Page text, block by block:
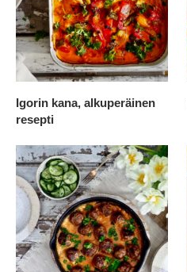
Igorin kana, alkuperäinen
resepti